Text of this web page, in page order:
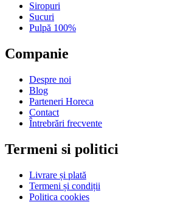
Siropuri
Sucuri
Pulpă 100%
Companie
Despre noi
Blog
Parteneri Horeca
Contact
Întrebrări frecvente
Termeni si politici
Livrare și plată
Termeni și condiții
Politica cookies